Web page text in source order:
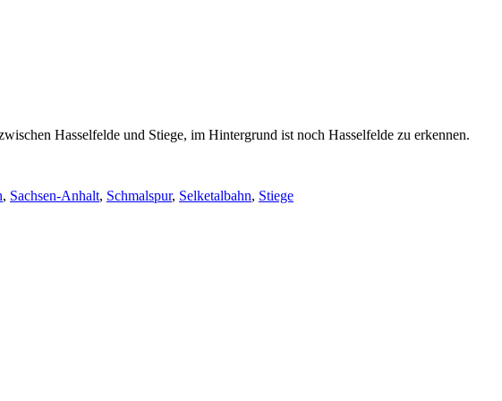
Hasselfelde und Stiege, im Hintergrund ist noch Hasselfelde zu erkennen.
, Sachsen-Anhalt, Schmalspur, Selketalbahn, Stiege